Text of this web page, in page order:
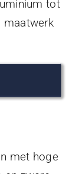
tot
maatwerk
met hoge